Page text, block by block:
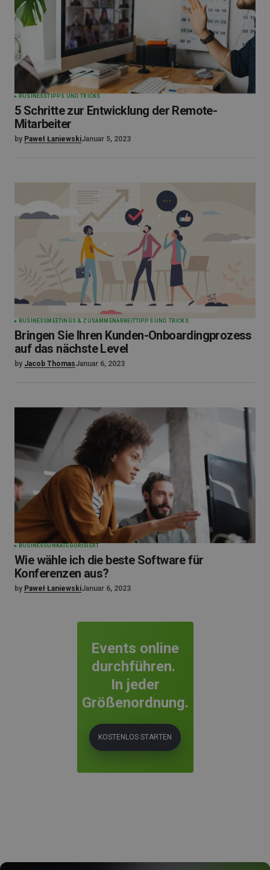
BUSINESSTIPPS UND TRICKS
5 Schritte zur Entwicklung der Remote-
Mitarbeiter
by Paweł ŁaniewskiJanuar 5, 2023
BUSINESS MEETINGS & ZUSAMMENARBEITTIPPS UND TRICKS
Bringen Sie Ihren Kunden-Onboardingprozess
auf das nächste Level
by Jacob ThomasJanuar 6, 2023
BUSINESSUNKATEGORISIERT
Wie wähle ich die beste Software für
Konferenzen aus?
by Paweł ŁaniewskiJanuar 6, 2023
Events online
durchführen.
In jeder
Größenordnung.
KOSTENLOS STARTEN